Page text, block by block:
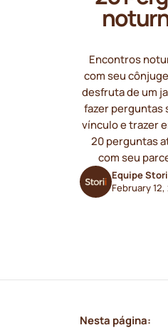
Encontros
com seu
desfruta de um
fazer perguntas
vínculo e trazer
20 perguntas
com seu
Equipe
February 12,
Nesta página: